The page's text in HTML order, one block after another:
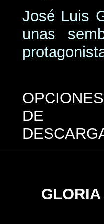
José Luis
unas
OPCIONES
DE